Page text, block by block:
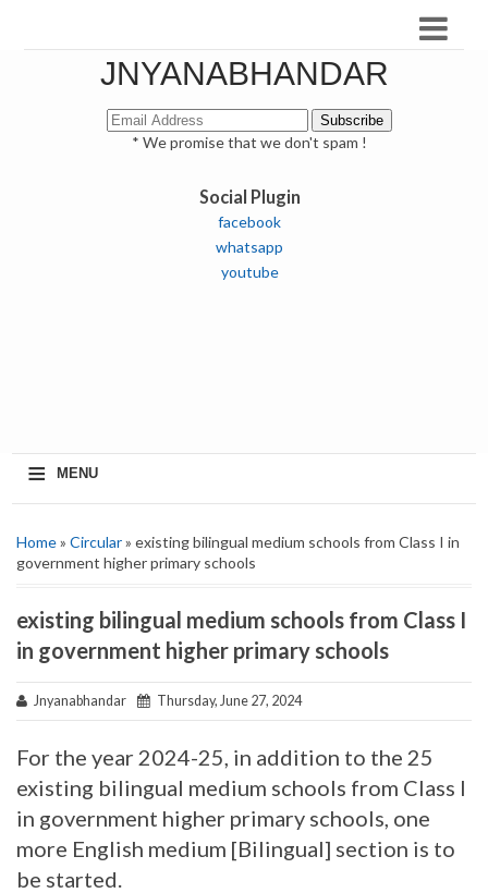
JNYANABHANDAR
* We promise that we don't spam !
Social Plugin
facebook
whatsapp
youtube
≡ MENU
Home» Circular» existing bilingual medium schools from Class I in
government higher primary schools
existing bilingual medium schools from Class I
in government higher primary schools
Jnyanabhandar Thursday, June 27, 2024
For the year 2024-25, in addition to the 25
existing bilingual medium schools from Class I
in government higher primary schools, one
more English medium [Bilingual] section is to
be started.